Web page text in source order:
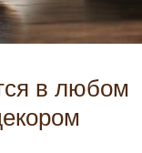
в любом